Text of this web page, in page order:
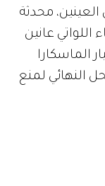
محدثة
عانين
الماسكارا
النهائي لمنع